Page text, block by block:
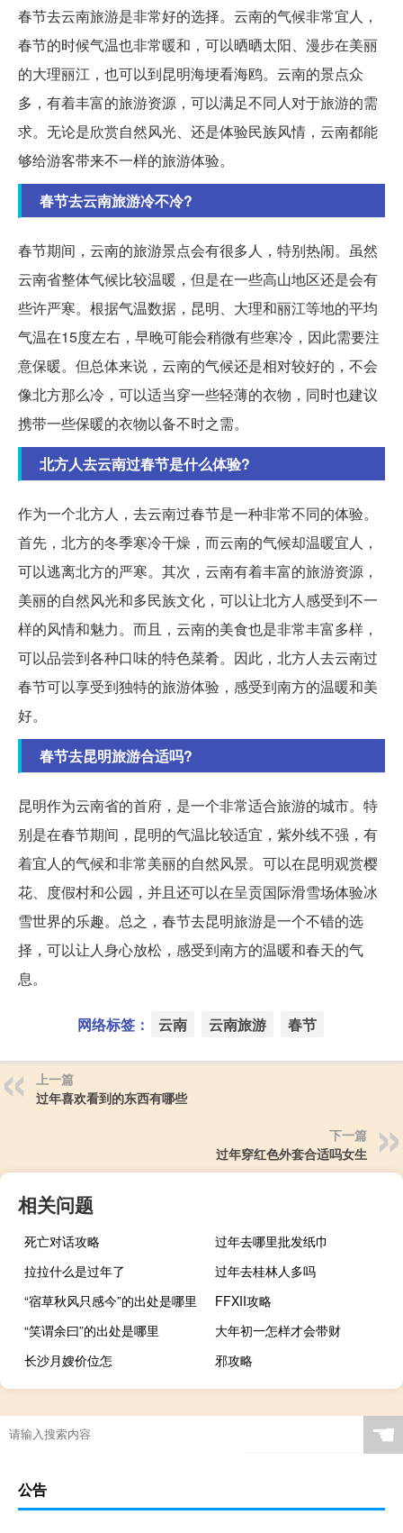
春节去云南旅游是非常好的选择。云南的气候非常宜人，
春节的时候气温也非常暖和，可以晒晒太阳、漫步在美丽
的大理丽江，也可以到昆明海埂看海鸥。云南的景点众
多，有着丰富的旅游资源，可以满足不同人对于旅游的需
求。无论是欣赏自然风光、还是体验民族风情，云南都能
够给游客带来不一样的旅游体验。
春节去云南旅游冷不冷?
春节期间，云南的旅游景点会有很多人，特别热闹。虽然
云南省整体气候比较温暖，但是在一些高山地区还是会有
些许严寒。根据气温数据，昆明、大理和丽江等地的平均
气温在15度左右，早晚可能会稍微有些寒冷，因此需要注
意保暖。但总体来说，云南的气候还是相对较好的，不会
像北方那么冷，可以适当穿一些轻薄的衣物，同时也建议
携带一些保暖的衣物以备不时之需。
北方人去云南过春节是什么体验?
作为一个北方人，去云南过春节是一种非常不同的体验。
首先，北方的冬季寒冷干燥，而云南的气候却温暖宜人，
可以逃离北方的严寒。其次，云南有着丰富的旅游资源，
美丽的自然风光和多民族文化，可以让北方人感受到不一
样的风情和魅力。而且，云南的美食也是非常丰富多样，
可以品尝到各种口味的特色菜肴。因此，北方人去云南过
春节可以享受到独特的旅游体验，感受到南方的温暖和美
好。
春节去昆明旅游合适吗?
昆明作为云南省的首府，是一个非常适合旅游的城市。特
别是在春节期间，昆明的气温比较适宜，紫外线不强，有
着宜人的气候和非常美丽的自然风景。可以在昆明观赏樱
花、度假村和公园，并且还可以在呈贡国际滑雪场体验冰
雪世界的乐趣。总之，春节去昆明旅游是一个不错的选
择，可以让人身心放松，感受到南方的温暖和春天的气
息。
网络标签： 云南 云南旅游 春节
上一篇
过年喜欢看到的东西有哪些
下一篇
过年穿红色外套合适吗女生
相关问题
死亡对话攻略
过年去哪里批发纸巾
拉拉什么是过年了
过年去桂林人多吗
“宿草秋风只感今”的出处是哪里
FFXII攻略
“笑谓余曰”的出处是哪里
大年初一怎样才会带财
长沙月嫂价位怎
邪攻略
☚
公告